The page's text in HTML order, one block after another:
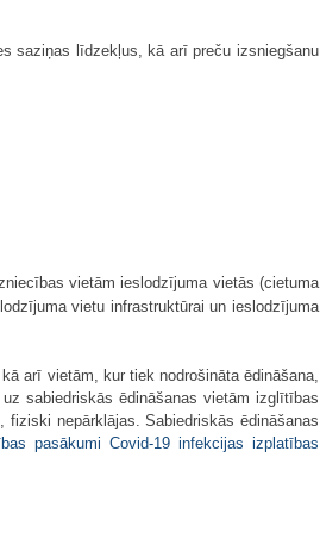
saziņas līdzekļus, kā arī preču izsniegšanu
vietām ieslodzījuma vietās (cietuma
vietu infrastruktūrai un ieslodzījuma
arī vietām, kur tiek nodrošināta ēdināšana,
sabiedriskās ēdināšanas vietām izglītības
nepārklājas. Sabiedriskās ēdināšanas
pasākumi Covid-19 infekcijas izplatības